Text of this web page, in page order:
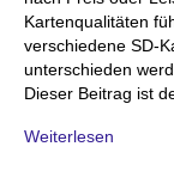
Kartenqualitäten
verschiedene SD-
unterschieden
Dieser Beitrag ist
Weiterlesen